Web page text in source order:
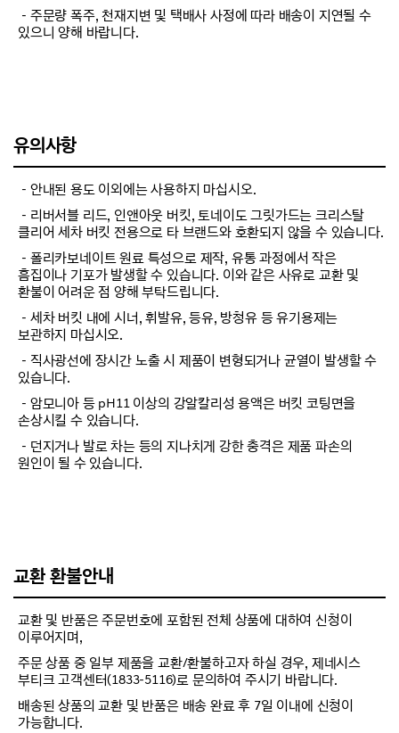
－주문량 폭주, 천재지변 및 택배사 사정에 따라 배송이 지연될 수
있으니 양해 바랍니다.
유의사항
－안내된 용도 이외에는 사용하지 마십시오.
－리버서블 리드, 인앤아웃 버킷, 토네이도 그릿가드는 크리스탈
클리어 세차 버킷 전용으로 타 브랜드와 호환되지 않을 수 있습니다.
－폴리카보네이트 원료 특성으로 제작, 유통 과정에서 작은
흠집이나 기포가 발생할 수 있습니다. 이와 같은 사유로 교환 및
환불이 어려운 점 양해 부탁드립니다.
－세차 버킷 내에 시너, 휘발유, 등유, 방청유 등 유기용제는
보관하지 마십시오.
－직사광선에 장시간 노출 시 제품이 변형되거나 균열이 발생할 수
있습니다.
－암모니아 등 pH11 이상의 강알칼리성 용액은 버킷 코팅면을
손상시킬 수 있습니다.
－던지거나 발로 차는 등의 지나치게 강한 충격은 제품 파손의
원인이 될 수 있습니다.
교환 환불안내
교환 및 반품은 주문번호에 포함된 전체 상품에 대하여 신청이
이루어지며,
주문 상품 중 일부 제품을 교환/환불하고자 하실 경우, 제네시스
부티크 고객센터(1833-5116)로 문의하여 주시기 바랍니다.
배송된 상품의 교환 및 반품은 배송 완료 후 7일 이내에 신청이
가능합니다.